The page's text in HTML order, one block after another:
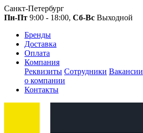
Санкт-Петербург
Пн-Пт 9:00 - 18:00, Сб-Вс Выходной
Бренды
Доставка
Оплата
Компания
Реквизиты Сотрудники Вакансии
о компании
Контакты